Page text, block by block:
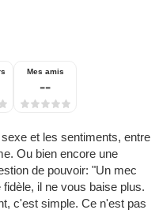
Mes amis
--
et les sentiments, entre
Ou bien encore une
de pouvoir: "Un mec
il ne vous baise plus.
c'est simple. Ce n'est pas